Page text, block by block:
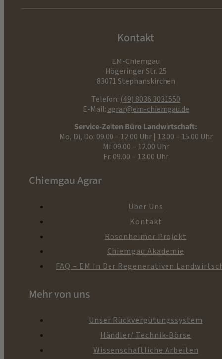
Kontakt
EM-Chiemgau
Högeringer Str. 25
83071 Stephanskirchen
Telefon: (49) 8036 3031550
E-Mail: agrar@em-chiemgau.de
Service-Zeiten Büro Landwirtschaft:
Mo, Di, Do: 09.00 – 12.00 Uhr | 13.00 – 15.00 Uhr
Mi: 09.00 – 12.00 Uhr
Fr: 09.00 – 13.00 Uhr
Chiemgau Agrar
Über Uns
Kontakt
Rosenheimer Projekt
Chiemgau Akademie
FAQ – EM In Der Regenerativen
Mehr von uns
Unser Rückvergütungssystem
Händler/ Technik-Börse
Wissenschaftliche Arbeiten